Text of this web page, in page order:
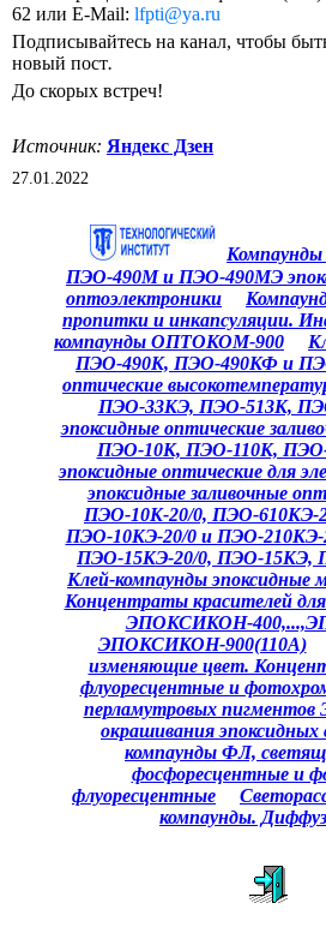
62 или E-Mail: lfpti@ya.ru
Подписывайтесь на канал, чтобы
новый пост.
До скорых встреч!
Источник: Яндекс Дзен
27.01.2022
ПЭО-490М и ПЭО-490МЭ
оптоэлектроники
пропитки и инкапсуляции.
компаунды ОПТОКОМ-900
ПЭО-490К, ПЭО-490КФ и
оптические
ПЭО-33КЭ, ПЭО-513К,
эпоксидные оптические
ПЭО-10К, ПЭО-110К,
эпоксидные оптические для
эпоксидные заливочные
ПЭО-10К-20/0, ПЭО-610КЭ-
ПЭО-10КЭ-20/0 и ПЭО-210КЭ-
ПЭО-15КЭ-20/0, ПЭО-15КЭ,
Клей-компаунды эпоксидные
Концентраты красителей
ЭПОКСИКОН-
ЭПОКСИКОН-900(110А)
изменяющие цвет.
флуоресцентные и
перламутровых
окрашивания эпоксидных
компаунды ФЛ,
фосфоресцентные и
флуоресцентные
компаунды.